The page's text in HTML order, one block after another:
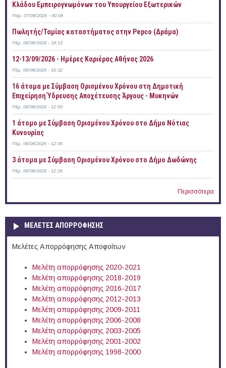
Κλάδου Εμπειρογνωμόνων του Υπουργείου Εξωτερικών
Παρ, 07/08/2026 - 00:08
Πωλητής/Ταμίας καταστήματος στην Pepco (Δράμα)
Πέμ, 06/08/2026 - 18:13
12-13/09/2026 - Ημέρες Καριέρας Αθήνας 2026
Πέμ, 06/08/2026 - 16:32
16 άτομα με Σύμβαση Ορισμένου Χρόνου στη Δημοτική
Επιχείρηση Ύδρευσης Αποχέτευσης Άργους - Μυκηνών
Πέμ, 06/08/2026 - 12:50
1 άτομο με Σύμβαση Ορισμένου Χρόνου στο Δήμο Νότιας
Κυνουρίας
Πέμ, 06/08/2026 - 12:35
3 άτομα με Σύμβαση Ορισμένου Χρόνου στο Δήμο Δωδώνης
Πέμ, 06/08/2026 - 12:26
Περισσότερα
ΜΕΛΕΤΕΣ ΑΠΟΡΡΟΦΗΣΗΣ
Μελέτες Απορρόφησης Αποφοίτων
Μελέτη απορρόφησης 2020-2021
Μελέτη απορρόφησης 2018-2019
Μελέτη απορρόφησης 2016-2017
Μελέτη απορρόφησης 2012-2013
Μελέτη απορρόφησης 2009-2011
Μελέτη απορρόφησης 2006-2008
Μελέτη απορρόφησης 2003-2005
Μελέτη απορρόφησης 2001-2002
Μελέτη απορρόφησης 1998-2000